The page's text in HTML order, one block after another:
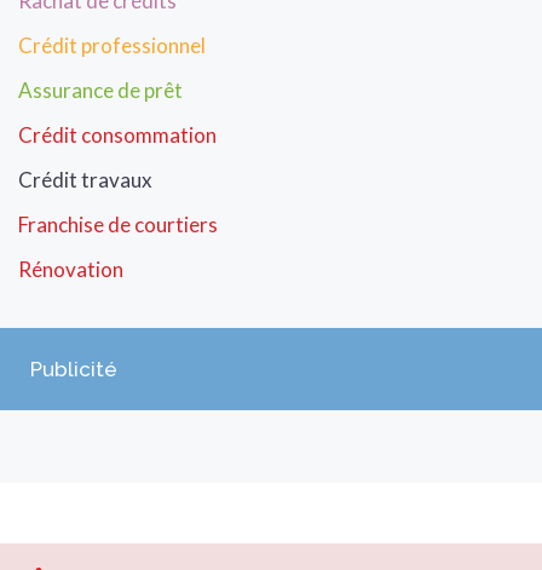
Crédit professionnel
Assurance de prêt
Crédit consommation
Crédit travaux
Franchise de courtiers
Rénovation
Publicité